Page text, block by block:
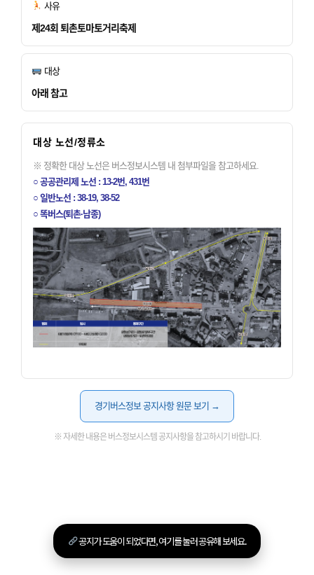
사유
제24회 퇴촌토마토거리축제
대상
아래 참고
대상 노선/정류소
※ 정확한 대상 노선은 버스정보시스템 내 첨부파일을 참고하세요.
○ 공공관리제 노선 : 13-2번, 431번
○ 일반노선 : 38-19, 38-52
○ 똑버스(퇴촌·남종)
경기버스정보 공지사항 원문 보기 →
※ 자세한 내용은 버스정보시스템 공지사항을 참고하시기 바랍니다.
공지가 도움이 되었다면, 여기를 눌러 공유해 보세요.